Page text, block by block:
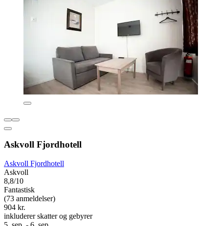
Askvoll Fjordhotell
Askvoll Fjordhotell
Askvoll
8,8/10
Fantastisk
(73 anmeldelser)
904 kr.
inkluderer skatter og gebyrer